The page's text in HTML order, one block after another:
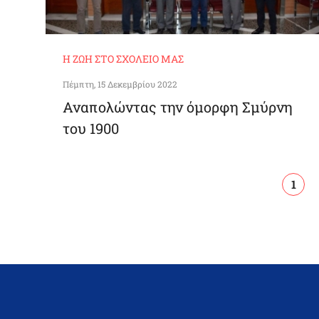
Η ΖΩΉ ΣΤΟ ΣΧΟΛΕΊΟ ΜΑΣ
Πέμπτη, 15 Δεκεμβρίου 2022
Αναπολώντας την όμορφη Σμύρνη
του 1900
1